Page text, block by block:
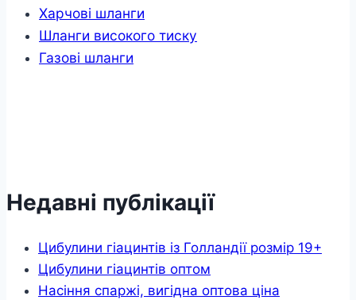
Харчові шланги
Шланги високого тиску
Газові шланги
Недавні публікації
Цибулини гіацинтів із Голландії розмір 19+
Цибулини гіацинтів оптом
Насіння спаржі, вигідна оптова ціна